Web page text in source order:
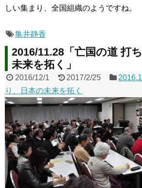
しい集まり、全国組織のようですね。
亀井静香
2016/11.28「亡国の道 打
未来を拓く」
2016/12/1 2017/2/25
り、日本の未来を拓く